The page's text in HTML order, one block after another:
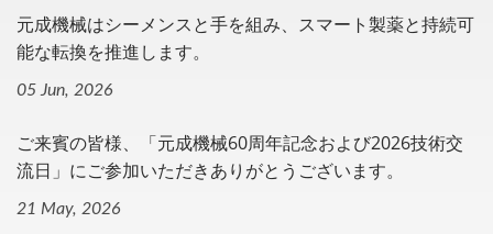
元成機械はシーメンスと手を組み、スマート製薬と持続可
能な転換を推進します。
05 Jun, 2026
ご来賓の皆様、「元成機械60周年記念および2026技術交
流日」にご参加いただきありがとうございます。
21 May, 2026